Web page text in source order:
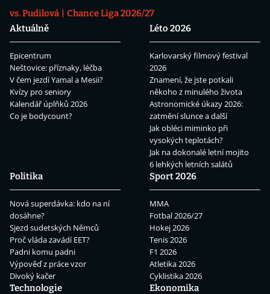
vs. Pudilová
Chance Liga 2026/27
Aktuálně
Epicentrum
Neštovice: příznaky, léčba
V čem jezdí Yamal a Mesii?
Kvízy pro seniory
Kalendář úplňků 2026
Co je bodycount?
Léto 2026
Karlovarský filmový festival
2026
Znamení, že jste potkali
někoho z minulého života
Astronomické úkazy 2026:
zatmění slunce a další
Jak obléci miminko při
vysokých teplotách?
Jak na dokonalé letní mojito
6 lehkých letních salátů
Politika
Nová superdávka: kdo na ní
dosáhne?
Sjezd sudetských Němců
Proč vláda zavádí EET?
Padni komu padni
Výpověď z práce vzor
Divoký kačer
Sport 2026
MMA
Fotbal 2026/27
Hokej 2026
Tenis 2026
F1 2026
Atletika 2026
Cyklistika 2026
Technologie
Ekonomika